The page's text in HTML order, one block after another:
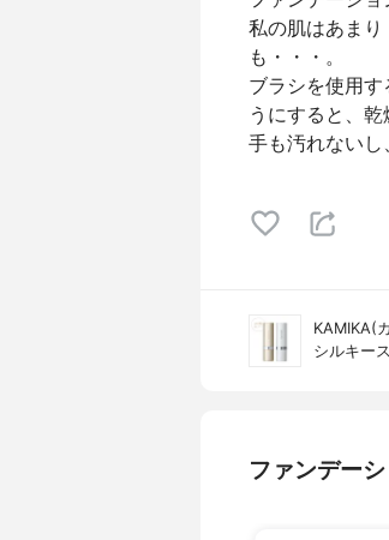
私の肌はあま
も・・・。
ブラシを使用
うにすると、
手も汚れないし
KAMIKA(
シルキー
ファンデー